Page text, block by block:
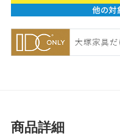
商品詳細